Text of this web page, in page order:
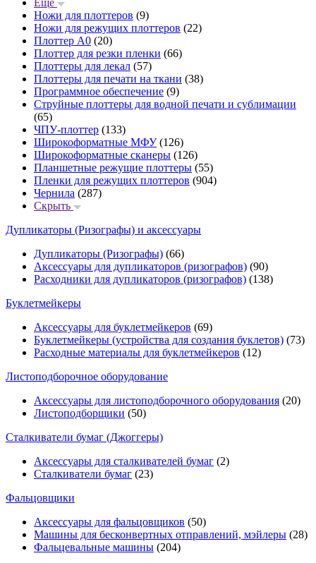
Еще
Ножи для плоттеров (9)
Ножи для режущих плоттеров (22)
Плоттер А0 (20)
Плоттер для резки пленки (66)
Плоттеры для лекал (57)
Плоттеры для печати на ткани (38)
Программное обеспечение (9)
Струйные плоттеры для водной печати и сублимации
(65)
ЧПУ-плоттер (133)
Широкоформатные МФУ(126)
Широкоформатные сканеры (126)
Планшетные режущие плоттеры (55)
Пленки для режущих плоттеров (904)
Чернила (287)
Скрыть
Дупликаторы (Ризографы) и аксессуары
Дупликаторы (Ризографы) (66)
Аксессуары для дупликаторов (ризографов) (90)
Расходники для дупликаторов (ризографов) (138)
Буклетмейкеры
Аксессуары для буклетмейкеров (69)
Буклетмейкеры (устройства для создания буклетов) (73)
Расходные материалы для буклетмейкеров (12)
Листоподборочное оборудование
Аксессуары для листоподборочного оборудования (20)
Листоподборщики (50)
Сталкиватели бумаг (Джоггеры)
Аксессуары для сталкивателей бумаг (2)
Сталкиватели бумаг (23)
Фальцовщики
Аксессуары для фальцовщиков (50)
Машины для бесконвертных отправлений, мэйлеры (28)
Фальцевальные машины (204)